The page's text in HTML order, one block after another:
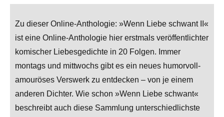
Zu dieser Online-Anthologie: »Wenn Liebe schwant II«
ist eine Online-Anthologie hier erstmals veröffentlichter
komischer Liebesgedichte in 20 Folgen. Immer
montags und mittwochs gibt es ein neues humorvoll-
amouröses Verswerk zu entdecken – von je einem
anderen Dichter. Wie schon »Wenn Liebe schwant«
beschreibt auch diese Sammlung unterschiedlichste